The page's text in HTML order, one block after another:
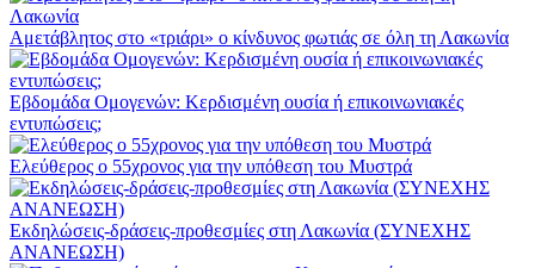
Αμετάβλητος στο «τριάρι» ο κίνδυνος φωτιάς σε όλη τη Λακωνία
Εβδομάδα Ομογενών: Κερδισμένη ουσία ή επικοινωνιακές
εντυπώσεις;
Ελεύθερος ο 55χρονος για την υπόθεση του Μυστρά
Εκδηλώσεις-δράσεις-προθεσμίες στη Λακωνία (ΣΥΝΕΧΗΣ
ΑΝΑΝΕΩΣΗ)